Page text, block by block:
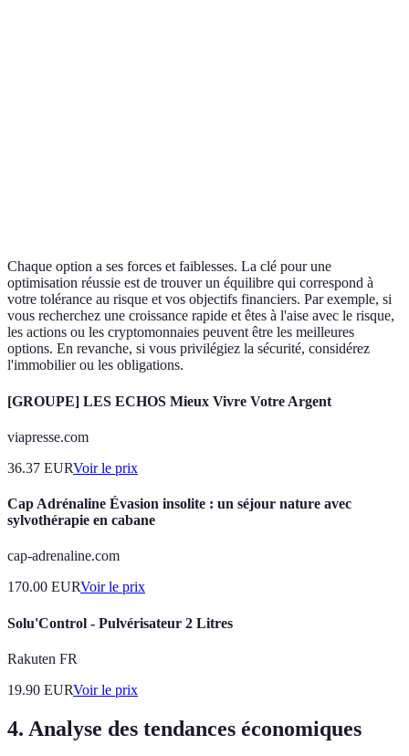
Chaque option a ses forces et faiblesses. La clé pour une
optimisation réussie est de trouver un équilibre qui correspond à
votre tolérance au risque et vos objectifs financiers. Par exemple, si
vous recherchez une croissance rapide et êtes à l'aise avec le risque,
les actions ou les cryptomonnaies peuvent être les meilleures
options. En revanche, si vous privilégiez la sécurité, considérez
l'immobilier ou les obligations.
[GROUPE] LES ECHOS Mieux Vivre Votre Argent
viapresse.com
36.37 EURVoir le prix
Cap Adrénaline Évasion insolite : un séjour nature avec
sylvothérapie en cabane
cap-adrenaline.com
170.00 EURVoir le prix
Solu'Control - Pulvérisateur 2 Litres
Rakuten FR
19.90 EURVoir le prix
4. Analyse des tendances économiques